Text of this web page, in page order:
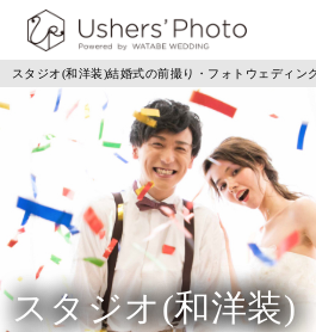
スタジオ(和洋装)結婚式の前撮り・フォトウェディン
スタジオ(和洋装)